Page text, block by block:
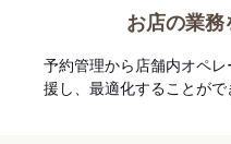
お店の業務
予約管理から店舗内オペ
援し、最適化することがで